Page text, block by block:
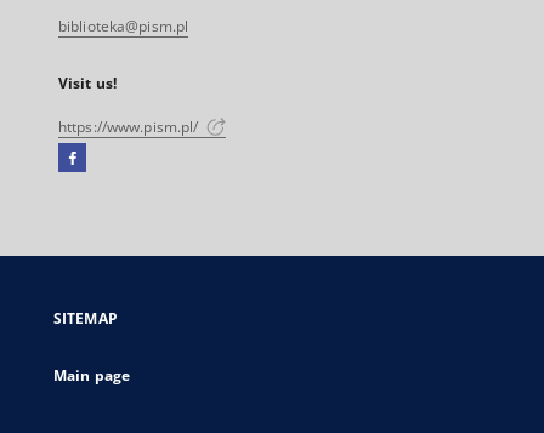
biblioteka@pism.pl
Visit us!
https://www.pism.pl/
Facebook
open
new
SITEMAP
Main page